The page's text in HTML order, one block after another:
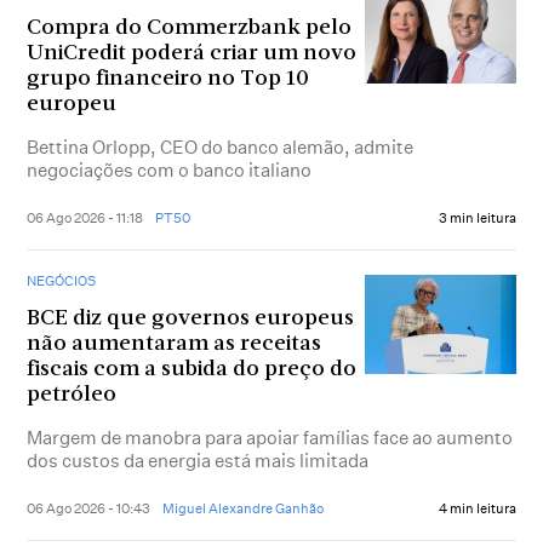
Compra do Commerzbank pelo
UniCredit poderá criar um novo
grupo financeiro no Top 10
europeu
Bettina Orlopp, CEO do banco alemão, admite
negociações com o banco italiano
06 Ago 2026 - 11:18 PT50 3 min leitura
NEGÓCIOS
BCE diz que governos europeus
não aumentaram as receitas
fiscais com a subida do preço do
petróleo
Margem de manobra para apoiar famílias face ao aumento
dos custos da energia está mais limitada
06 Ago 2026 - 10:43 Miguel Alexandre Ganhão 4 min leitura